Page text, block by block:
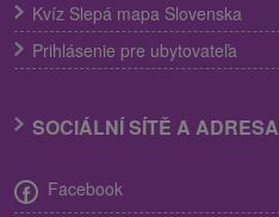
Kvíz Slepá mapa Slovenska
Prihlásenie pre ubytovateľa
SOCIÁLNÍ SÍTĚ A ADRESA
Facebook